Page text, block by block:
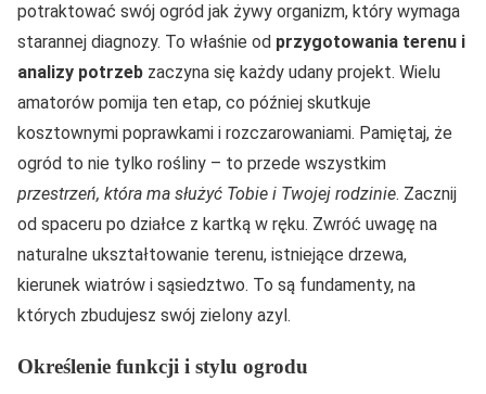
potraktować swój ogród jak żywy organizm, który wymaga
starannej diagnozy. To właśnie od przygotowania terenu i
analizy potrzeb zaczyna się każdy udany projekt. Wielu
amatorów pomija ten etap, co później skutkuje
kosztownymi poprawkami i rozczarowaniami. Pamiętaj, że
ogród to nie tylko rośliny – to przede wszystkim
przestrzeń, która ma służyć Tobie i Twojej rodzinie. Zacznij
od spaceru po działce z kartką w ręku. Zwróć uwagę na
naturalne ukształtowanie terenu, istniejące drzewa,
kierunek wiatrów i sąsiedztwo. To są fundamenty, na
których zbudujesz swój zielony azyl.
Określenie funkcji i stylu ogrodu